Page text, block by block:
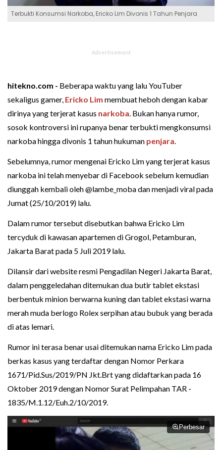
Terbukti Konsumsi Narkoba, Ericko Lim Divonis 1 Tahun Penjara
hitekno.com - Beberapa waktu yang lalu YouTuber
sekaligus gamer, Ericko Lim membuat heboh dengan kabar
dirinya yang terjerat kasus narkoba. Bukan hanya rumor,
sosok kontroversi ini rupanya benar terbukti mengkonsumsi
narkoba hingga divonis 1 tahun hukuman penjara.
Sebelumnya, rumor mengenai Ericko Lim yang terjerat kasus
narkoba ini telah menyebar di Facebook sebelum kemudian
diunggah kembali oleh @lambe_moba dan menjadi viral pada
Jumat (25/10/2019) lalu.
Dalam rumor tersebut disebutkan bahwa Ericko Lim
tercyduk di kawasan apartemen di Grogol, Petamburan,
Jakarta Barat pada 5 Juli 2019 lalu.
Dilansir dari website resmi Pengadilan Negeri Jakarta Barat,
dalam penggeledahan ditemukan dua butir tablet ekstasi
berbentuk minion berwarna kuning dan tablet ekstasi warna
merah muda berlogo Rolex serpihan atau bubuk yang berada
di atas lemari.
Rumor ini terasa benar usai ditemukan nama Ericko Lim pada
berkas kasus yang terdaftar dengan Nomor Perkara
1671/Pid.Sus/2019/PN Jkt.Brt yang didaftarkan pada 16
Oktober 2019 dengan Nomor Surat Pelimpahan TAR -
1835/M.1.12/Euh.2/10/2019.
Perbesar